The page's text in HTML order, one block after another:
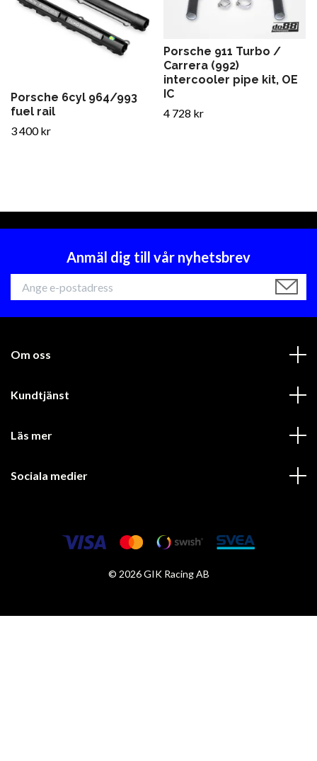
Porsche 6cyl 964/993
fuel rail
3 400 kr
Porsche 911 Turbo /
Carrera (992)
intercooler pipe kit, OE
IC
4 728 kr
Anmäl dig till vår nyhetsbrev
Om oss
Kundtjänst
Läs mer
Sociala medier
© 2026 GIK Racing AB